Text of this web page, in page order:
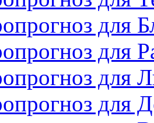
для
для
для
для